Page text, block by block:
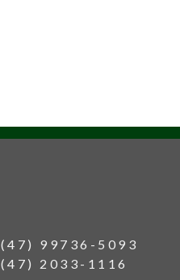
(47) 99736-5093
(47) 2033-1116